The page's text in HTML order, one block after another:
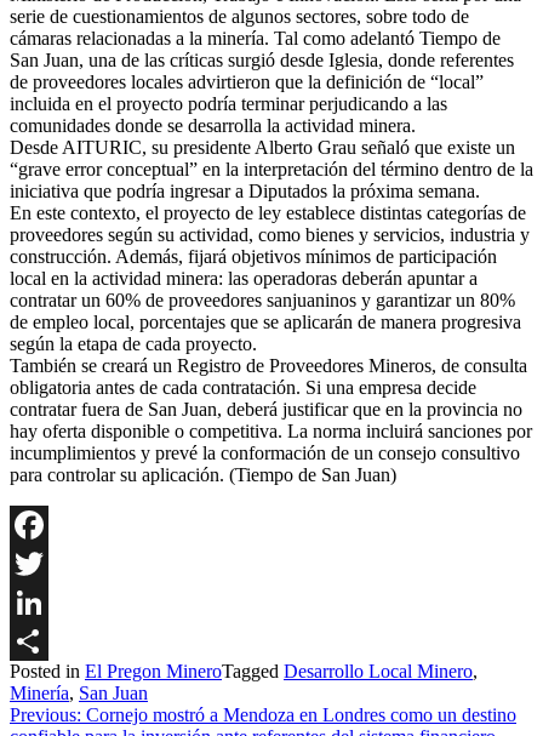
serie de cuestionamientos de algunos sectores, sobre todo de
cámaras relacionadas a la minería. Tal como adelantó Tiempo de
San Juan, una de las críticas surgió desde Iglesia, donde referentes
de proveedores locales advirtieron que la definición de “local”
incluida en el proyecto podría terminar perjudicando a las
comunidades donde se desarrolla la actividad minera.
Desde AITURIC, su presidente Alberto Grau señaló que existe un
“grave error conceptual” en la interpretación del término dentro de la
iniciativa que podría ingresar a Diputados la próxima semana.
En este contexto, el proyecto de ley establece distintas categorías de
proveedores según su actividad, como bienes y servicios, industria y
construcción. Además, fijará objetivos mínimos de participación
local en la actividad minera: las operadoras deberán apuntar a
contratar un 60% de proveedores sanjuaninos y garantizar un 80%
de empleo local, porcentajes que se aplicarán de manera progresiva
según la etapa de cada proyecto.
También se creará un Registro de Proveedores Mineros, de consulta
obligatoria antes de cada contratación. Si una empresa decide
contratar fuera de San Juan, deberá justificar que en la provincia no
hay oferta disponible o competitiva. La norma incluirá sanciones por
incumplimientos y prevé la conformación de un consejo consultivo
para controlar su aplicación. (Tiempo de San Juan)
Facebook
Twitter
LinkedIn
Share
Posted in El Pregon MineroTagged Desarrollo Local Minero,
Minería, San Juan
Navegación
Previous: Cornejo mostró a Mendoza en Londres como un destino